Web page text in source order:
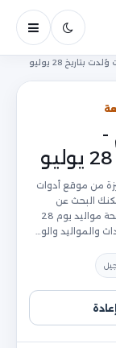
فتح
28 يوليو
-
من موقع أدوات
البحث عن
مواليد يوم معين من المشاهير. وتعرض الصفحة مواليد يوم 28
والمواليد والو…
إعادة